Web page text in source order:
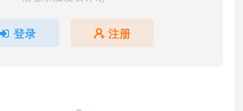
登录 注册